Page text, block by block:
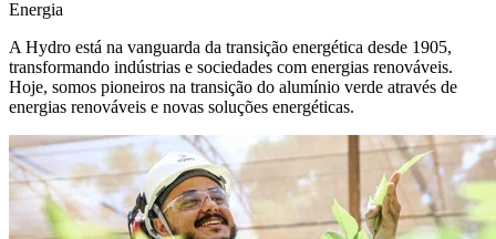
Energia
A Hydro está na vanguarda da transição energética desde 1905,
transformando indústrias e sociedades com energias renováveis.
Hoje, somos pioneiros na transição do alumínio verde através de
energias renováveis e novas soluções energéticas.